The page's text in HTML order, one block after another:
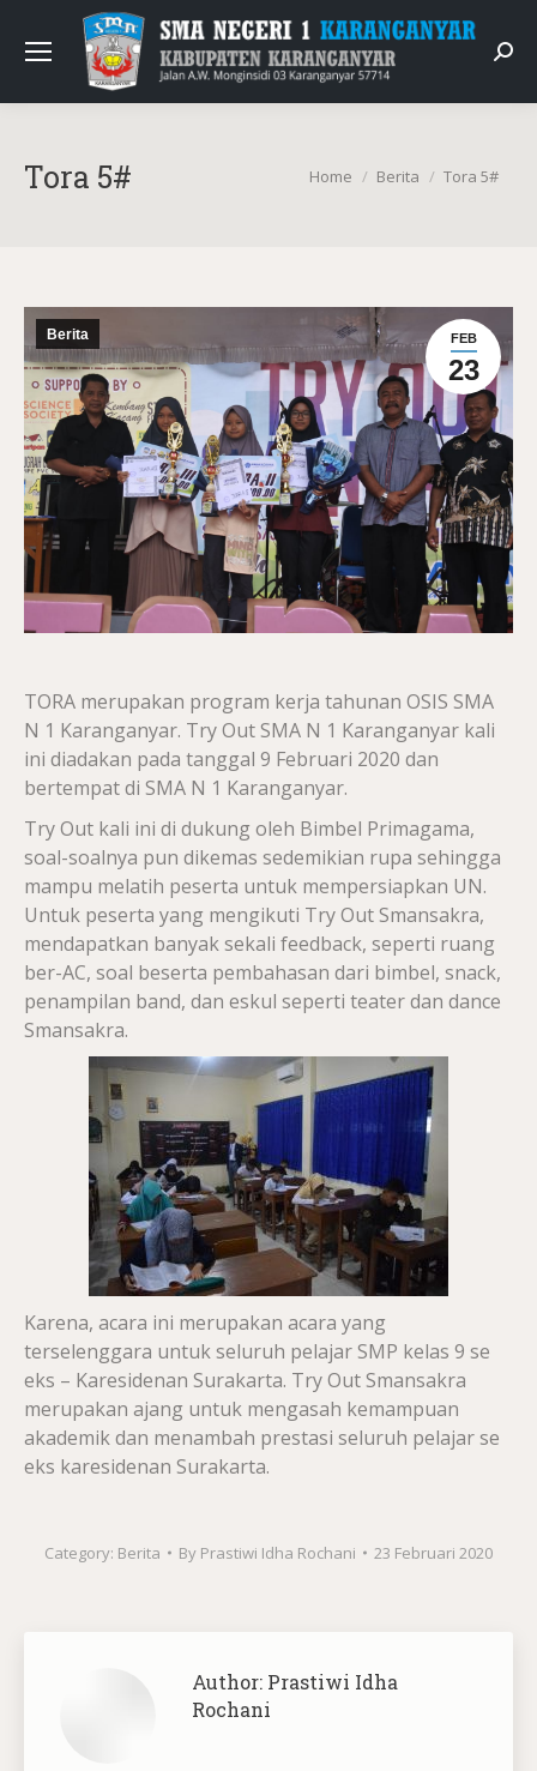
Tora 5# You are here:
Home Berita Tora 5#
FEB
23
Berita
TORA merupakan program kerja tahunan OSIS SMA
N 1 Karanganyar. Try Out SMA N 1 Karanganyar kali
ini diadakan pada tanggal 9 Februari 2020 dan
bertempat di SMA N 1 Karanganyar.
Try Out kali ini di dukung oleh Bimbel Primagama,
soal-soalnya pun dikemas sedemikian rupa sehingga
mampu melatih peserta untuk mempersiapkan UN.
Untuk peserta yang mengikuti Try Out Smansakra,
mendapatkan banyak sekali feedback, seperti ruang
ber-AC, soal beserta pembahasan dari bimbel, snack,
penampilan band, dan eskul seperti teater dan dance
Smansakra.
Karena, acara ini merupakan acara yang
terselenggara untuk seluruh pelajar SMP kelas 9 se
eks – Karesidenan Surakarta. Try Out Smansakra
merupakan ajang untuk mengasah kemampuan
akademik dan menambah prestasi seluruh pelajar se
eks karesidenan Surakarta.
Category: Berita By Prastiwi Idha Rochani 23 Februari 2020
Author: Prastiwi Idha
Rochani